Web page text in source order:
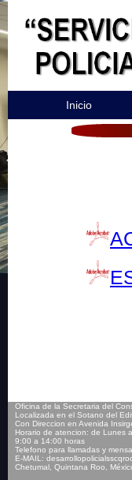
Inicio
Oficina de la Secretaria del
Localizada en el Sotano del
Con Direccion en Avenida
Horario de atencion: de Lunes
9:00 a 14:00 horas
Telefono para llamadas y
E-MAIL:
Chetumal, Quintana Roo,